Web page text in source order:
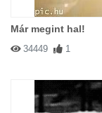
Már megint hal!
34449 1